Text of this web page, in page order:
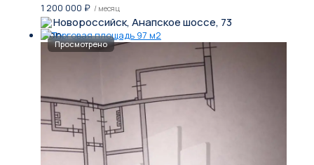
1 200 000 ₽ / месяц
Новороссийск, Анапское шоссе, 73